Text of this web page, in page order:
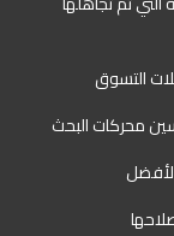
محركات البحث